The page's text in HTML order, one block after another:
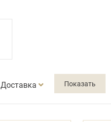
Доставка